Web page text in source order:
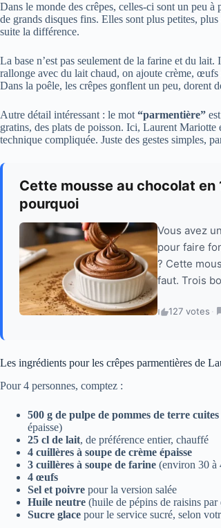
Dans le monde des crêpes, celles-ci sont un peu à
de grands disques fins. Elles sont plus petites,
suite la différence.
La base n’est pas seulement de la farine et du lait.
rallonge avec du lait chaud, on ajoute crème, œufs
Dans la poêle, les crêpes gonflent un peu, dorent
Autre détail intéressant : le mot“parmentière”
gratins, des plats de poisson. Ici, Laurent
technique compliquée. Juste des gestes simples,
Cette mousse au chocolat
pourquoi
Vous avez
pour faire
? Cette
faut. Trois
127 votes ·
Les ingrédients pour les crêpes parmentières de
Pour 4 personnes, comptez :
500 g de pulpe de pommes de terre cuites
épaisse)
25 cl de lait, de préférence entier, chauffé
4 cuillères à soupe de crème épaisse
3 cuillères à soupe de farine (environ 30 à
4 œufs
Sel et poivre pour la version salée
Huile neutre (huile de pépins de raisins
Sucre glace pour le service sucré, selon